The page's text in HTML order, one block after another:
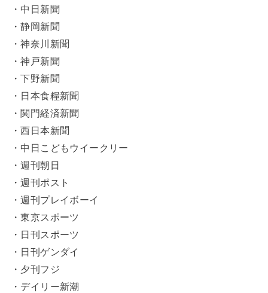
・中日新聞
・静岡新聞
・神奈川新聞
・神戸新聞
・下野新聞
・日本食糧新聞
・関門経済新聞
・西日本新聞
・中日こどもウイークリー
・週刊朝日
・週刊ポスト
・週刊プレイボーイ
・東京スポーツ
・日刊スポーツ
・日刊ゲンダイ
・夕刊フジ
・デイリー新潮